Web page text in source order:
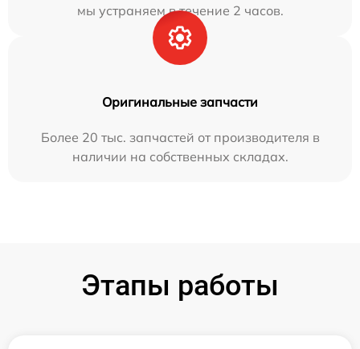
мы устраняем в течение 2 часов.
Оригинальные запчасти
Более 20 тыс. запчастей от производителя в
наличии на собственных складах.
Этапы работы